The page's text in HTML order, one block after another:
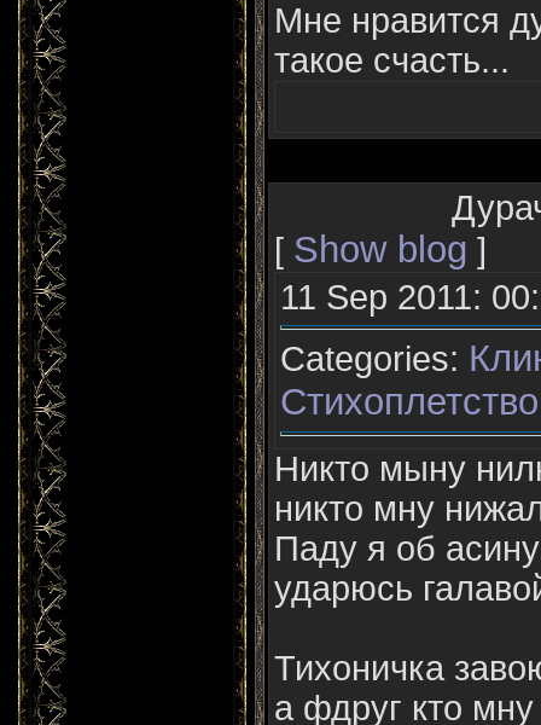
Мне нравится
такое счасть...
[ Show blog ]
11 Sep 2011:
Categories:
Стихоплетство
Никто мыну
никто мну
Паду я об асину
ударюсь
Тихоничка
а фдруг кто